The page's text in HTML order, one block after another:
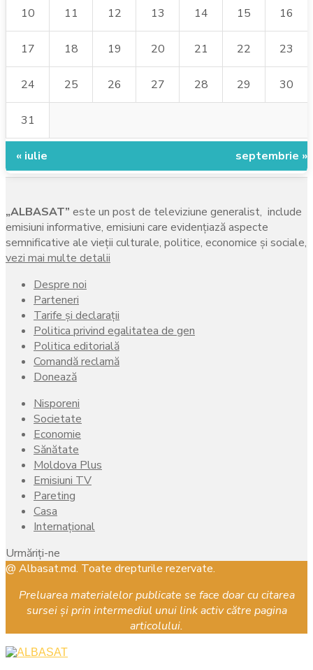
10 11 12 13 14 15 16
17 18 19 20 21 22 23
24 25 26 27 28 29 30
31
« iulie septembrie »
„ALBASAT” este un post de televiziune generalist, include
emisiuni informative, emisiuni care evidenţiază aspecte
semnificative ale vieţii culturale, politice, economice şi sociale,
vezi mai multe detalii
Despre noi
Parteneri
Tarife și declarații
Politica privind egalitatea de gen
Politica editorială
Comandă reclamă
Donează
Nisporeni
Societate
Economie
Sănătate
Moldova Plus
Emisiuni TV
Pareting
Casa
Internațional
Urmăriți-ne
Facebook
Instagram
Youtube
@ Albasat.md. Toate drepturile rezervate.
Preluarea materialelor publicate se face doar cu citarea
sursei și prin intermediul unui link activ către pagina
articolului.